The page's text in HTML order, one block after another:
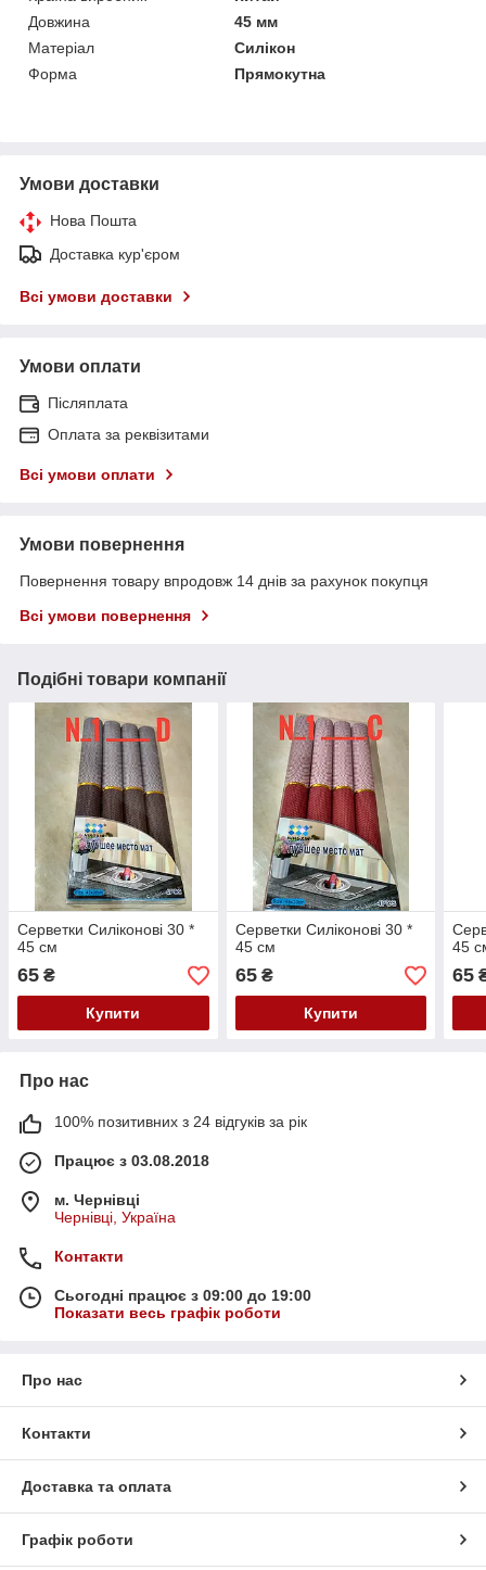
Довжина
45 мм
Матеріал
Силікон
Форма
Прямокутна
Умови доставки
Нова Пошта
Доставка кур'єром
Всі умови доставки
Умови оплати
Післяплата
Оплата за реквізитами
Всі умови оплати
Умови повернення
Повернення товару впродовж 14 днів за рахунок покупця
Всі умови повернення
Подібні товари компанії
Серветки Силіконові 30 *
45 см
65 ₴
Купити
Серветки Силіконові 30 *
45 см
65₴
Купити
45
65
Про нас
100% позитивних з 24 відгуків за рік
Працює з 03.08.2018
м. Чернівці
Чернівці, Україна
Контакти
Сьогодні працює з 09:00 до 19:00
Показати весь графік роботи
Про нас
Контакти
Доставка та оплата
Графік роботи